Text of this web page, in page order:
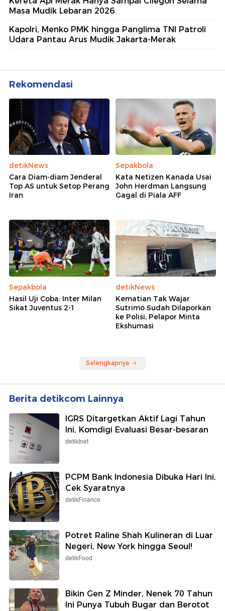
Masa Mudik Lebaran 2026
Kapolri, Menko PMK hingga Panglima TNI Patroli
Udara Pantau Arus Mudik Jakarta-Merak
Rekomendasi
detikNews
Cara Diam-diam Jenderal
Top AS untuk Setop Perang
Iran
Sepakbola
Kata Netizen Kanada Usai
John Herdman Langsung
Gagal di Piala AFF
Sepakbola
Hasil Uji Coba: Inter Milan
Sikat Juventus 2-1
detikNews
Kematian Tak Wajar
Sutrimo Sudah Dilaporkan
ke Polisi, Pelapor Minta
Ekshumasi
Selengkapnya
Berita detikcom Lainnya
IGRS Ditargetkan Aktif Lagi Tahun
Ini, Komdigi Evaluasi Besar-besaran
detikInet
PCPM Bank Indonesia Dibuka Hari Ini,
Cek Syaratnya
detikFinance
Potret Raline Shah Kulineran di Luar
Negeri, New York hingga Seoul!
detikFood
Bikin Gen Z Minder, Nenek 70 Tahun
Ini Punya Tubuh Bugar dan Berotot